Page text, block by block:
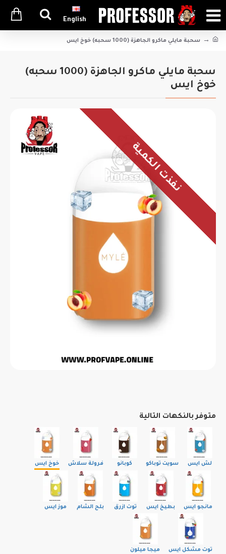
English
سحبة مايلي ماكرو الجاهزة (1000 سحبه) خوخ ايس
سحبة مايلي ماكرو الجاهزة (1000 سحبه)
خوخ ايس
نفذت الكمية
متوفر بالنكهات التالية
لش ايس سويت توباكو كوبانو فرولة سلاش خوخ ايس
مانجو ايس بطيخ ايس توت ازرق بلح الشام موز ايس
توت مشكل ايس ميجا ميلون